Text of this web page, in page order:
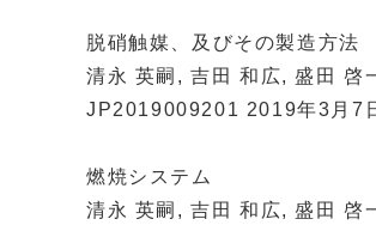
脱硝触媒、及びその製造方法
清永 英嗣, 吉田 和広, 盛田 啓
JP2019009201 2019年3月7
燃焼システム
清永 英嗣, 吉田 和広, 盛田 啓